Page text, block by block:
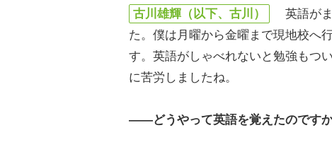
古川雄輝（以下、古川）
英語がま
た。僕は月曜から金曜まで現地校へ
す。英語がしゃべれないと勉強もつ
に苦労しましたね。
――どうやって英語を覚えたのです